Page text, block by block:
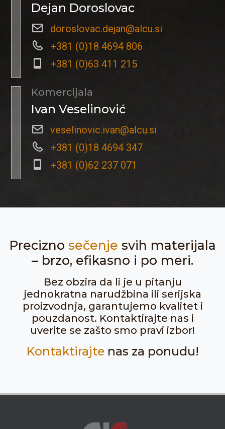
Dejan Doroslovac
doroslovac.dejan@alcu.si
+381 (0)18 4694 806
+381 (0)63 411 215
Komercijala
Ivan Veselinović
veselinovic.ivan@alcu.si
+381 (0)18 4694 347
+381 (0)62 237 071
Precizno sečenje svih materijala
– brzo, efikasno i po meri.
Bez obzira da li je u pitanju
jednokratna narudžbina ili serijska
proizvodnja, garantujemo kvalitet i
pouzdanost. Kontaktirajte nas i
uverite se zašto smo pravi izbor!
Kontaktirajtenas za ponudu!